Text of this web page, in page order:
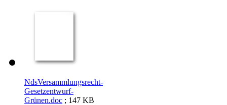
NdsVersammlungsrecht-
Gesetzentwurf-
Grünen.doc ; 147 KB